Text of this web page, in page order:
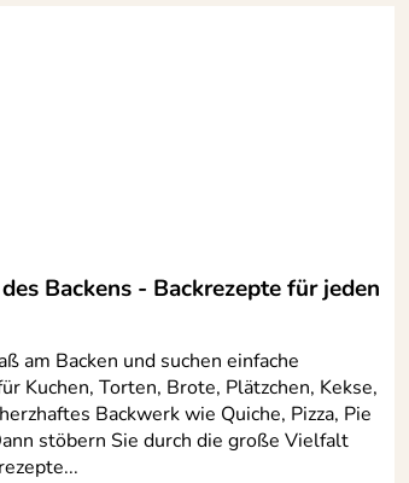
Backens - Backrezepte für jeden
am Backen und suchen einfache
Kuchen, Torten, Brote, Plätzchen, Kekse,
Backwerk wie Quiche, Pizza, Pie
stöbern Sie durch die große Vielfalt